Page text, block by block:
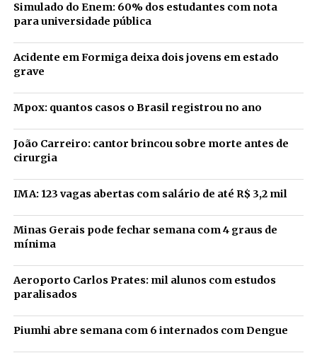
Simulado do Enem: 60% dos estudantes com nota
para universidade pública
Acidente em Formiga deixa dois jovens em estado
grave
Mpox: quantos casos o Brasil registrou no ano
João Carreiro: cantor brincou sobre morte antes de
cirurgia
IMA: 123 vagas abertas com salário de até R$ 3,2 mil
Minas Gerais pode fechar semana com 4 graus de
mínima
Aeroporto Carlos Prates: mil alunos com estudos
paralisados
Piumhi abre semana com 6 internados com Dengue